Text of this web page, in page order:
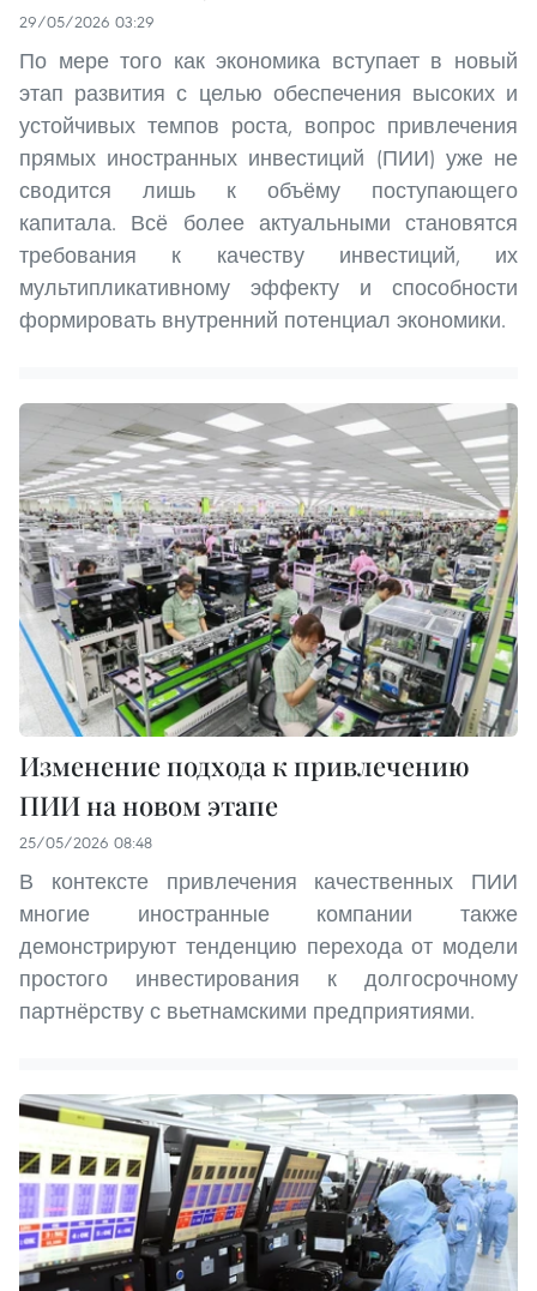
29/05/2026 03:29
По мере того как экономика вступает в новый
этап развития с целью обеспечения высоких и
устойчивых темпов роста, вопрос привлечения
прямых иностранных инвестиций (ПИИ) уже не
сводится лишь к объёму поступающего
капитала. Всё более актуальными становятся
требования к качеству инвестиций, их
мультипликативному эффекту и способности
формировать внутренний потенциал экономики.
Изменение подхода к привлечению
ПИИ на новом этапе
25/05/2026 08:48
В контексте привлечения качественных ПИИ
многие иностранные компании также
демонстрируют тенденцию перехода от модели
простого инвестирования к долгосрочному
партнёрству с вьетнамскими предприятиями.